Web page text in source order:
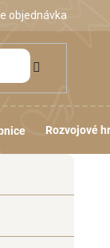
objednávka
Rozvojové